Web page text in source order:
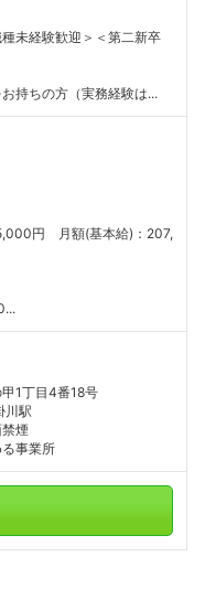
未経験歓迎＞＜第二新卒
持ちの方（実務経験は...
円 月額(基本給)：207,
1丁目4番18号
川駅
煙
事業所